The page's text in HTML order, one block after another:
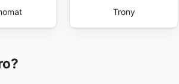
Trony